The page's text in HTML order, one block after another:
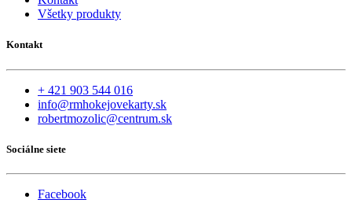
Všetky produkty
Kontakt
+ 421 903 544 016
info@rmhokejovekarty.sk
robertmozolic@centrum.sk
Sociálne siete
Facebook